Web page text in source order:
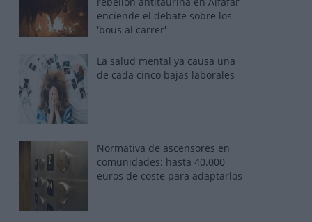
enciende el debate sobre los
'bous al carrer'
La salud mental ya causa una
de cada cinco bajas laborales
Normativa de ascensores en
comunidades: hasta 40.000
euros de coste para adaptarlos